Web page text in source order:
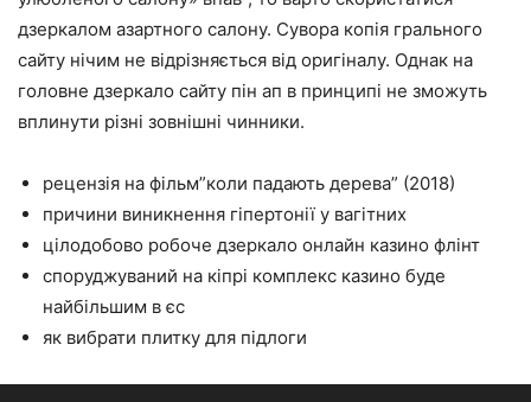
дзеркалом азартного салону. Сувора копія грального
сайту нічим не відрізняється від оригіналу. Однак на
головне дзеркало сайту пін ап в принципі не зможуть
вплинути різні зовнішні чинники.
рецензія на фільм”коли падають дерева” (2018)
причини виникнення гіпертонії у вагітних
цілодобово робоче дзеркало онлайн казино флінт
споруджуваний на кіпрі комплекс казино буде
найбільшим в єс
як вибрати плитку для підлоги